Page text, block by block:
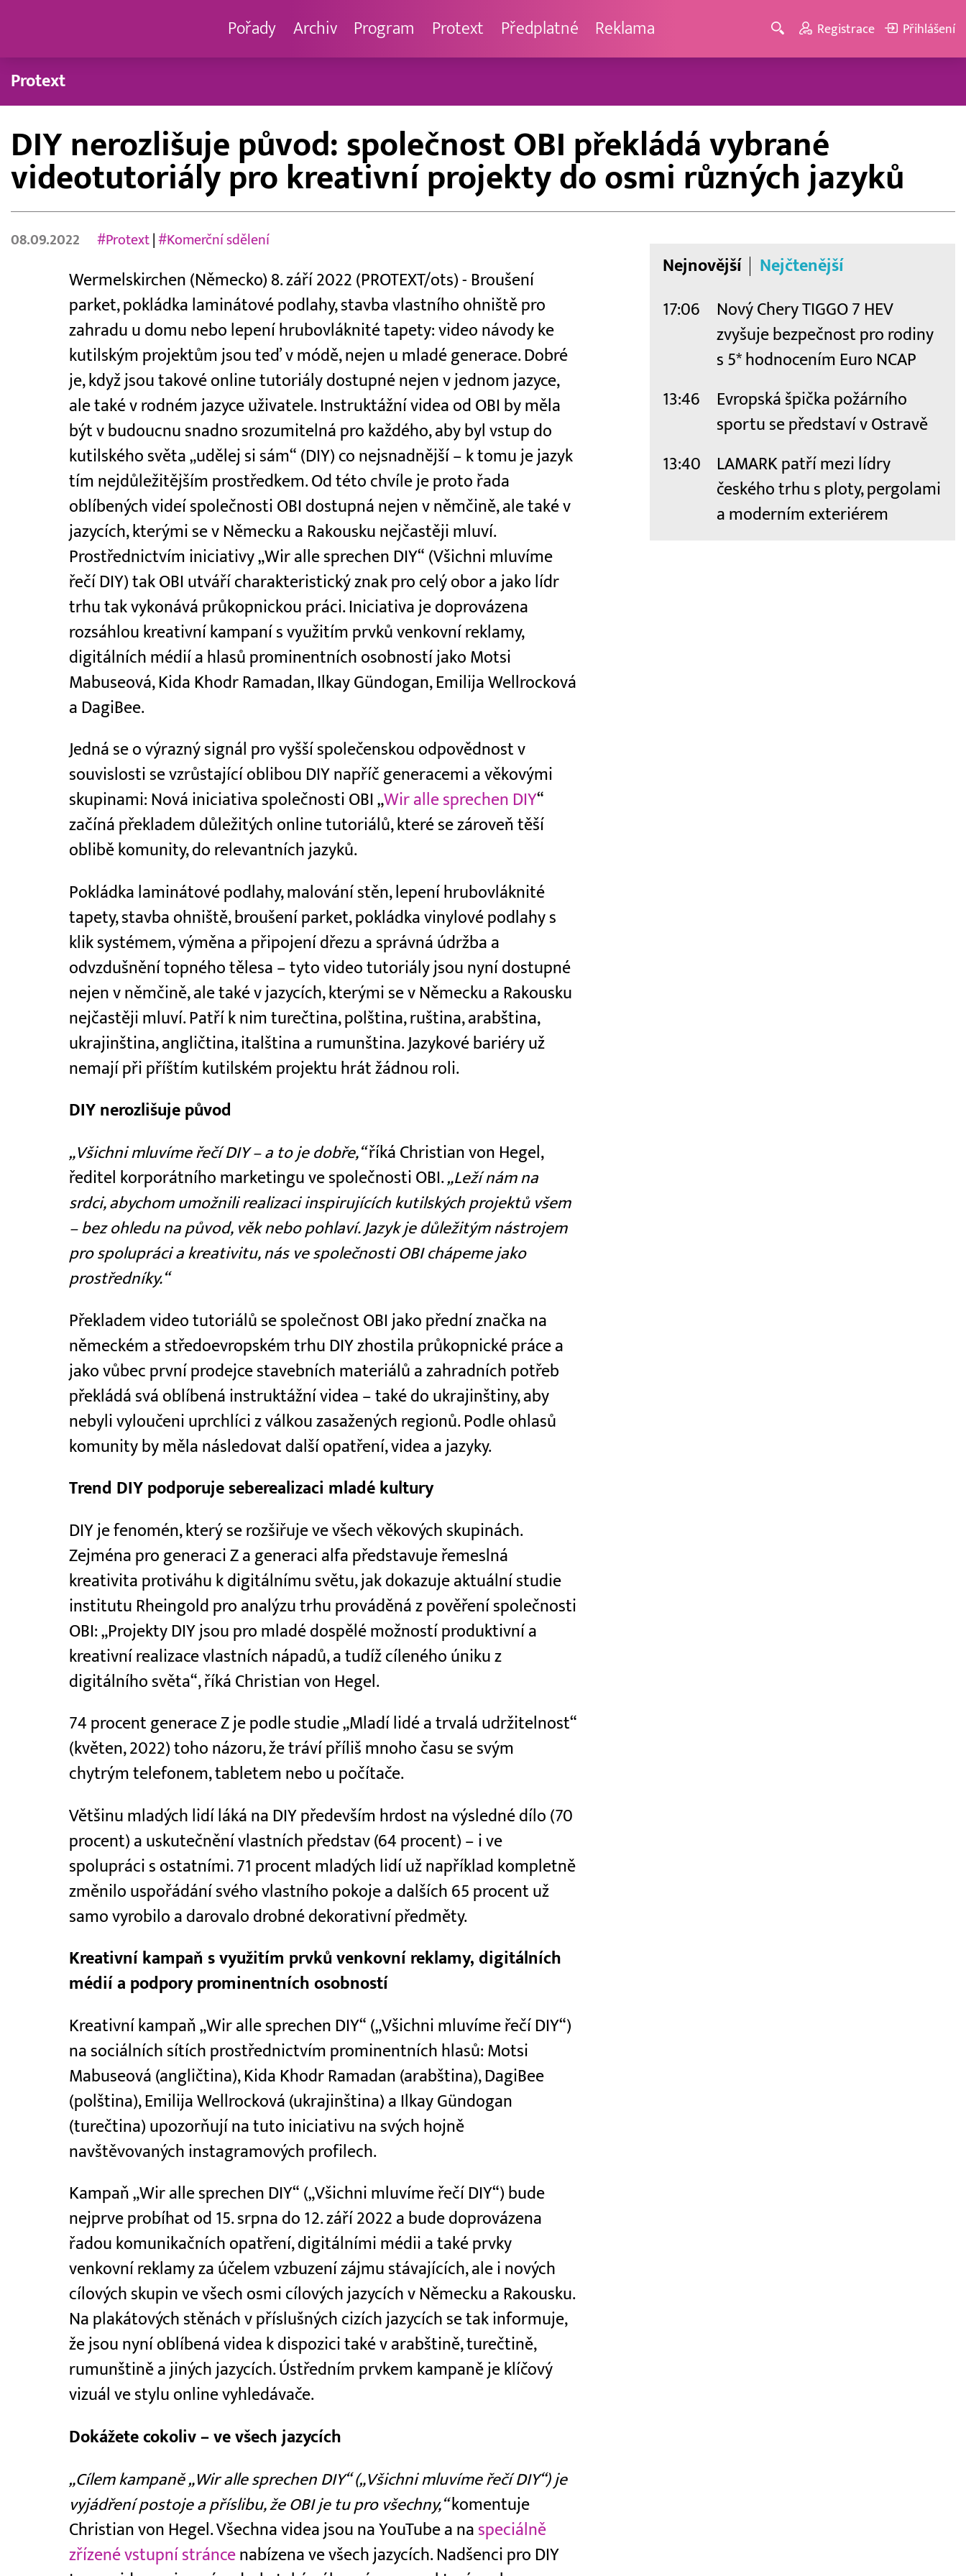
Pořady Archiv Program Protext Předplatné Reklama Registrace Přihlášení
Protext
DIY nerozlišuje původ: společnost OBI překládá vybrané
videotutoriály pro kreativní projekty do osmi různých jazyků
08.09.2022 #Protext| #Komerční sdělení
Wermelskirchen (Německo) 8. září 2022 (PROTEXT/ots) - Broušení
parket, pokládka laminátové podlahy, stavba vlastního ohniště pro
zahradu u domu nebo lepení hrubovláknité tapety: video návody ke
kutilským projektům jsou teď v módě, nejen u mladé generace. Dobré
je, když jsou takové online tutoriály dostupné nejen v jednom jazyce,
ale také v rodném jazyce uživatele. Instruktážní videa od OBI by měla
být v budoucnu snadno srozumitelná pro každého, aby byl vstup do
kutilského světa „udělej si sám“ (DIY) co nejsnadnější – k tomu je jazyk
tím nejdůležitějším prostředkem. Od této chvíle je proto řada
oblíbených videí společnosti OBI dostupná nejen v němčině, ale také v
jazycích, kterými se v Německu a Rakousku nejčastěji mluví.
Prostřednictvím iniciativy „Wir alle sprechen DIY“ (Všichni mluvíme
řečí DIY) tak OBI utváří charakteristický znak pro celý obor a jako lídr
trhu tak vykonává průkopnickou práci. Iniciativa je doprovázena
rozsáhlou kreativní kampaní s využitím prvků venkovní reklamy,
digitálních médií a hlasů prominentních osobností jako Motsi
Mabuseová, Kida Khodr Ramadan, Ilkay Gündogan, Emilija Wellrocková
a DagiBee.
Jedná se o výrazný signál pro vyšší společenskou odpovědnost v
souvislosti se vzrůstající oblibou DIY napříč generacemi a věkovými
skupinami: Nová iniciativa společnosti OBI „Wir alle sprechen DIY“
začíná překladem důležitých online tutoriálů, které se zároveň těší
oblibě komunity, do relevantních jazyků.
Pokládka laminátové podlahy, malování stěn, lepení hrubovláknité
tapety, stavba ohniště, broušení parket, pokládka vinylové podlahy s
klik systémem, výměna a připojení dřezu a správná údržba a
odvzdušnění topného tělesa – tyto video tutoriály jsou nyní dostupné
nejen v němčině, ale také v jazycích, kterými se v Německu a Rakousku
nejčastěji mluví. Patří k nim turečtina, polština, ruština, arabština,
ukrajinština, angličtina, italština a rumunština. Jazykové bariéry už
nemají při příštím kutilském projektu hrát žádnou roli.
DIY nerozlišuje původ
„Všichni mluvíme řečí DIY – a to je dobře,“říká Christian von Hegel,
ředitel korporátního marketingu ve společnosti OBI.„Leží nám na
srdci, abychom umožnili realizaci inspirujících kutilských projektů všem
– bez ohledu na původ, věk nebo pohlaví. Jazyk je důležitým nástrojem
pro spolupráci a kreativitu, nás ve společnosti OBI chápeme jako
prostředníky.“
Překladem video tutoriálů se společnost OBI jako přední značka na
německém a středoevropském trhu DIY zhostila průkopnické práce a
jako vůbec první prodejce stavebních materiálů a zahradních potřeb
překládá svá oblíbená instruktážní videa – také do ukrajinštiny, aby
nebyli vyloučeni uprchlíci z válkou zasažených regionů. Podle ohlasů
komunity by měla následovat další opatření, videa a jazyky.
Trend DIY podporuje seberealizaci mladé kultury
DIY je fenomén, který se rozšiřuje ve všech věkových skupinách.
Zejména pro generaci Z a generaci alfa představuje řemeslná
kreativita protiváhu k digitálnímu světu, jak dokazuje aktuální studie
institutu Rheingold pro analýzu trhu prováděná z pověření společnosti
OBI: „Projekty DIY jsou pro mladé dospělé možností produktivní a
kreativní realizace vlastních nápadů, a tudíž cíleného úniku z
digitálního světa“, říká Christian von Hegel.
74 procent generace Z je podle studie „Mladí lidé a trvalá udržitelnost“
(květen, 2022) toho názoru, že tráví příliš mnoho času se svým
chytrým telefonem, tabletem nebo u počítače.
Většinu mladých lidí láká na DIY především hrdost na výsledné dílo (70
procent) a uskutečnění vlastních představ (64 procent) – i ve
spolupráci s ostatními. 71 procent mladých lidí už například kompletně
změnilo uspořádání svého vlastního pokoje a dalších 65 procent už
samo vyrobilo a darovalo drobné dekorativní předměty.
Kreativní kampaň s využitím prvků venkovní reklamy, digitálních
médií a podpory prominentních osobností
Kreativní kampaň „Wir alle sprechen DIY“ („Všichni mluvíme řečí DIY“)
na sociálních sítích prostřednictvím prominentních hlasů: Motsi
Mabuseová (angličtina), Kida Khodr Ramadan (arabština), DagiBee
(polština), Emilija Wellrocková (ukrajinština) a Ilkay Gündogan
(turečtina) upozorňují na tuto iniciativu na svých hojně
navštěvovaných instagramových profilech.
Kampaň „Wir alle sprechen DIY“ („Všichni mluvíme řečí DIY“) bude
nejprve probíhat od 15. srpna do 12. září 2022 a bude doprovázena
řadou komunikačních opatření, digitálními médii a také prvky
venkovní reklamy za účelem vzbuzení zájmu stávajících, ale i nových
cílových skupin ve všech osmi cílových jazycích v Německu a Rakousku.
Na plakátových stěnách v příslušných cizích jazycích se tak informuje,
že jsou nyní oblíbená videa k dispozici také v arabštině, turečtině,
rumunštině a jiných jazycích. Ústředním prvkem kampaně je klíčový
vizuál ve stylu online vyhledávače.
Dokážete cokoliv – ve všech jazycích
„Cílem kampaně „Wir alle sprechen DIY“ („Všichni mluvíme řečí DIY“) je
vyjádření postoje a příslibu, že OBI je tu pro všechny,“komentuje
Christian von Hegel. Všechna videa jsou na YouTube a na speciálně
zřízené vstupní stránce nabízena ve všech jazycích. Nadšenci pro DIY
Nejnovější Nejčtenější
17:06
Nový Chery TIGGO 7 HEV
zvyšuje bezpečnost pro rodiny
s 5* hodnocením Euro NCAP
13:46
Evropská špička požárního
sportu se představí v Ostravě
13:40
LAMARK patří mezi lídry
českého trhu s ploty, pergolami
a moderním exteriérem